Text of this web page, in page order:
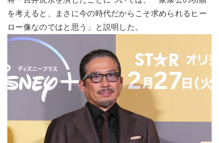
を考えると、まさに今の時代だからこそ求められるヒー
ロー像なのではと思う」と説明した。